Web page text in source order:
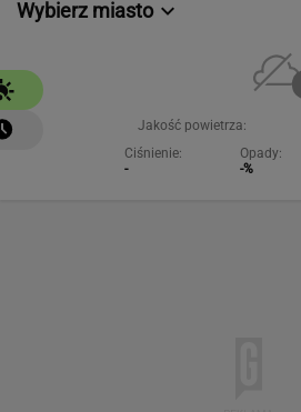
Wybierz miasto
Jakość powietrza:
Ciśnienie:
-
Opady:
-%